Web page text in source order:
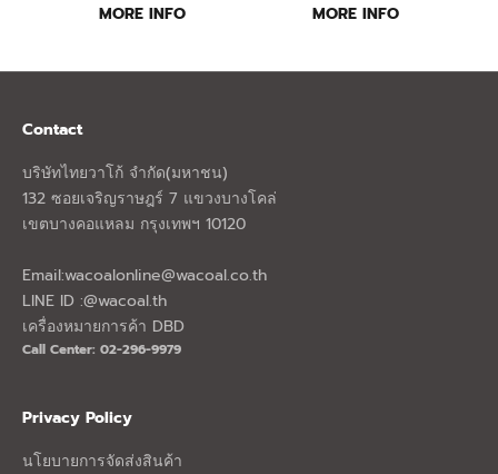
MORE INFO
MORE INFO
Contact
บริษัทไทยวาโก้ จำกัด(มหาชน)
132 ซอยเจริญราษฎร์ 7 แขวงบางโคล่
เขตบางคอแหลม กรุงเทพฯ 10120
Email:wacoalonline@wacoal.co.th
LINE ID :@wacoal.th
เครื่องหมายการค้า DBD
Call Center: 02-296-9979
Privacy Policy
นโยบายการจัดส่งสินค้า